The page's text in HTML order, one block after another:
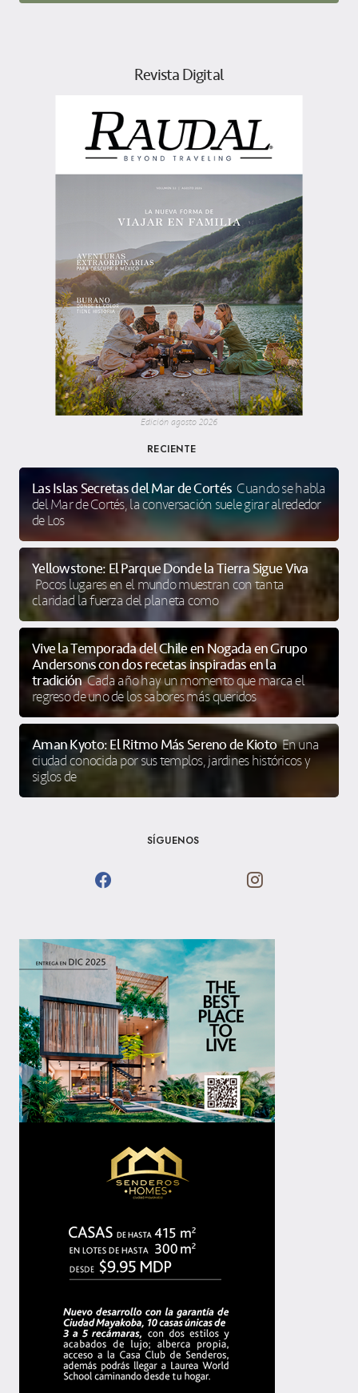
Revista Digital
Edición agosto 2026
RECIENTE
Las Islas Secretas del Mar de Cortés Cuando se habla
del Mar de Cortés, la conversación suele girar alrededor
de Los
Yellowstone: El Parque Donde la Tierra Sigue Viva
Pocos lugares en el mundo muestran con tanta
claridad la fuerza del planeta como
Vive la Temporada del Chile en Nogada en Grupo
Anderson’s con dos recetas inspiradas en la
tradición Cada año hay un momento que marca el
regreso de uno de los sabores más queridos
Aman Kyoto: El Ritmo Más Sereno de Kioto En una
ciudad conocida por sus templos, jardines históricos y
siglos de
SÍGUENOS